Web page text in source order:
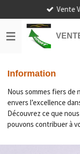
au
contenu
principal
Vente
Information
Nous sommes fiers
envers l’excellence
Découvrez ce que
pouvons contribuer à